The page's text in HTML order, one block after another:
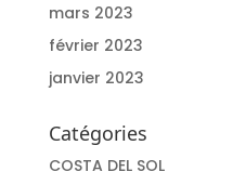
mars 2023
février 2023
janvier 2023
Catégories
COSTA DEL SOL